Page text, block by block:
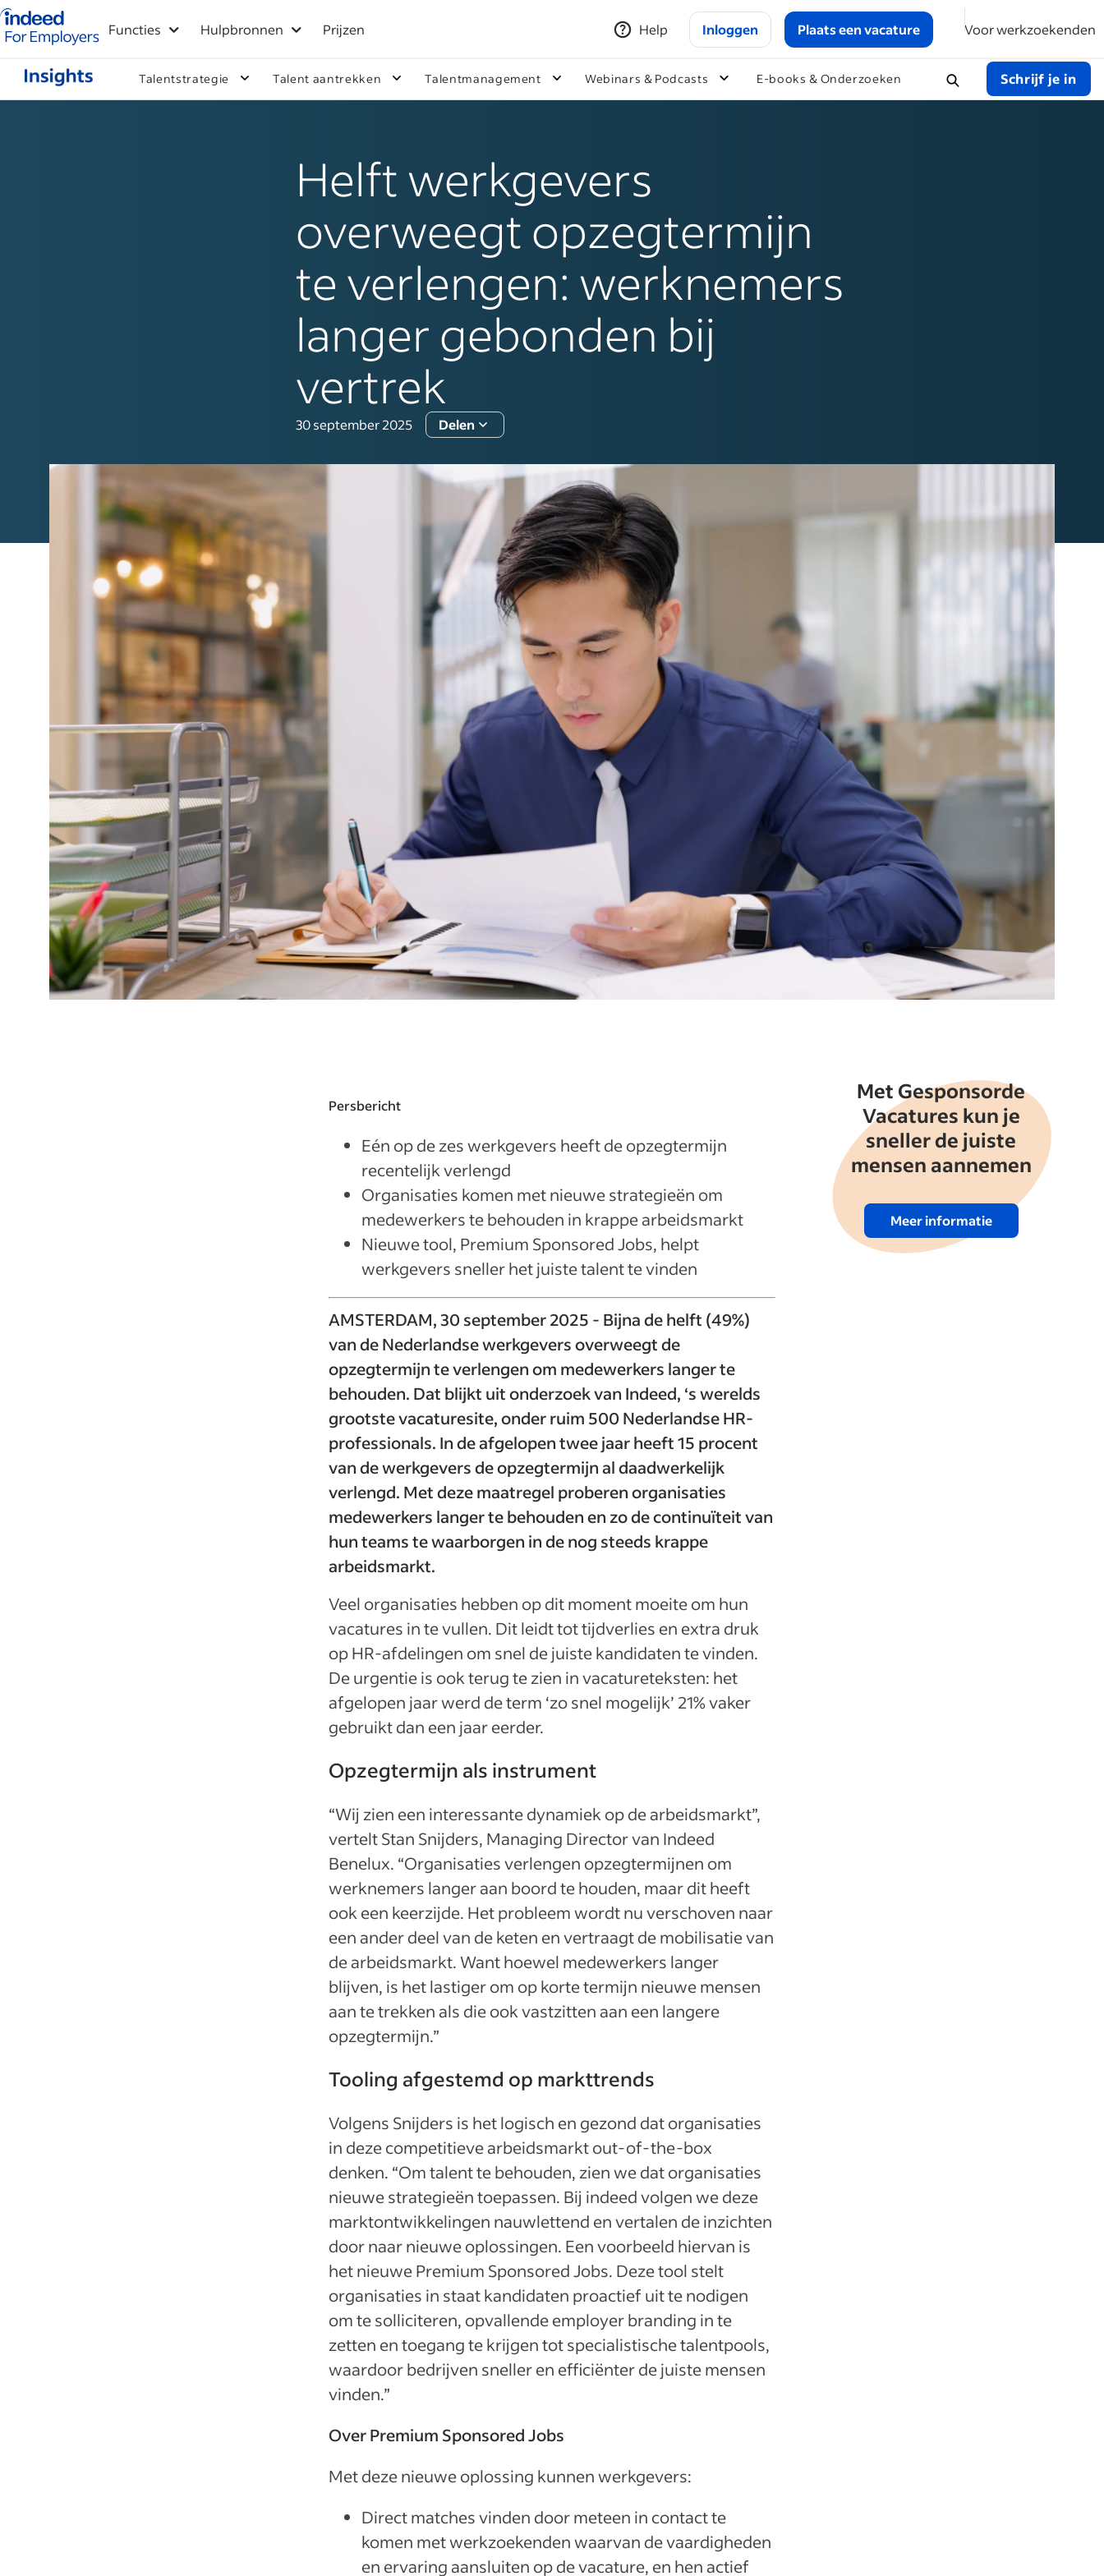
Startpagina van Indeed - Voor werkgevers
Functies Hulpbronnen Prijzen Help Inloggen Plaats een vacature Voor werkzoekenden
Talentstrategie Talent aantrekken Talentmanagement Webinars & Podcasts E-books & Onderzoeken Schrijf je in
Helft werkgevers
overweegt opzegtermijn
te verlengen: werknemers
langer gebonden bij
vertrek
30 september 2025 Delen
Persbericht
Eén op de zes werkgevers heeft de opzegtermijn
recentelijk verlengd
Organisaties komen met nieuwe strategieën om
medewerkers te behouden in krappe arbeidsmarkt
Nieuwe tool, Premium Sponsored Jobs, helpt
werkgevers sneller het juiste talent te vinden
AMSTERDAM, 30 september 2025 - Bijna de helft (49%)
van de Nederlandse werkgevers overweegt de
opzegtermijn te verlengen om medewerkers langer te
behouden. Dat blijkt uit onderzoek van Indeed, ‘s werelds
grootste vacaturesite, onder ruim 500 Nederlandse HR-
professionals. In de afgelopen twee jaar heeft 15 procent
van de werkgevers de opzegtermijn al daadwerkelijk
verlengd. Met deze maatregel proberen organisaties
medewerkers langer te behouden en zo de continuïteit van
hun teams te waarborgen in de nog steeds krappe
arbeidsmarkt.
Veel organisaties hebben op dit moment moeite om hun
vacatures in te vullen. Dit leidt tot tijdverlies en extra druk
op HR-afdelingen om snel de juiste kandidaten te vinden.
De urgentie is ook terug te zien in vacatureteksten: het
afgelopen jaar werd de term ‘zo snel mogelijk’ 21% vaker
gebruikt dan een jaar eerder.
Opzegtermijn als instrument
“Wij zien een interessante dynamiek op de arbeidsmarkt”,
vertelt Stan Snijders, Managing Director van Indeed
Benelux. “Organisaties verlengen opzegtermijnen om
werknemers langer aan boord te houden, maar dit heeft
ook een keerzijde. Het probleem wordt nu verschoven naar
een ander deel van de keten en vertraagt de mobilisatie van
de arbeidsmarkt. Want hoewel medewerkers langer
blijven, is het lastiger om op korte termijn nieuwe mensen
aan te trekken als die ook vastzitten aan een langere
opzegtermijn.”
Tooling afgestemd op markttrends
Volgens Snijders is het logisch en gezond dat organisaties
in deze competitieve arbeidsmarkt out-of-the-box
denken. “Om talent te behouden, zien we dat organisaties
nieuwe strategieën toepassen. Bij indeed volgen we deze
marktontwikkelingen nauwlettend en vertalen de inzichten
door naar nieuwe oplossingen. Een voorbeeld hiervan is
het nieuwe Premium Sponsored Jobs. Deze tool stelt
organisaties in staat kandidaten proactief uit te nodigen
om te solliciteren, opvallende employer branding in te
zetten en toegang te krijgen tot specialistische talentpools,
waardoor bedrijven sneller en efficiënter de juiste mensen
vinden.”
Over Premium Sponsored Jobs
Met deze nieuwe oplossing kunnen werkgevers:
Direct matches vinden door meteen in contact te
komen met werkzoekenden waarvan de vaardigheden
en ervaring aansluiten op de vacature, en hen actief
Met Gesponsorde
Vacatures kun je
sneller de juiste
mensen aannemen
Meer informatie